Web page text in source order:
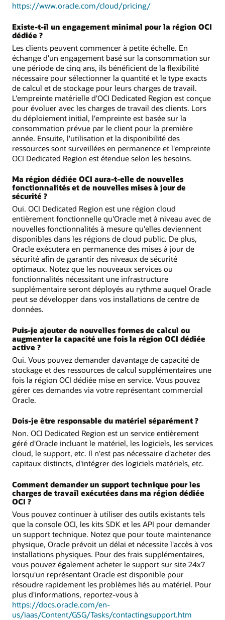
https://www.oracle.com/cloud/pricing/
Existe-t-il un engagement minimal pour la région OCI
dédiée ?
Les clients peuvent commencer à petite échelle. En
échange d'un engagement basé sur la consommation sur
une période de cinq ans, ils bénéficient de la flexibilité
nécessaire pour sélectionner la quantité et le type exacts
de calcul et de stockage pour leurs charges de travail.
L'empreinte matérielle d'OCI Dedicated Region est conçue
pour évoluer avec les charges de travail des clients. Lors
du déploiement initial, l'empreinte est basée sur la
consommation prévue par le client pour la première
année. Ensuite, l'utilisation et la disponibilité des
ressources sont surveillées en permanence et l'empreinte
OCI Dedicated Region est étendue selon les besoins.
Ma région dédiée OCI aura-t-elle de nouvelles
fonctionnalités et de nouvelles mises à jour de
sécurité ?
Oui. OCI Dedicated Region est une région cloud
entièrement fonctionnelle qu'Oracle met à niveau avec de
nouvelles fonctionnalités à mesure qu'elles deviennent
disponibles dans les régions de cloud public. De plus,
Oracle exécutera en permanence des mises à jour de
sécurité afin de garantir des niveaux de sécurité
optimaux. Notez que les nouveaux services ou
fonctionnalités nécessitant une infrastructure
supplémentaire seront déployés au rythme auquel Oracle
peut se développer dans vos installations de centre de
données.
Puis-je ajouter de nouvelles formes de calcul ou
augmenter la capacité une fois la région OCI dédiée
active ?
Oui. Vous pouvez demander davantage de capacité de
stockage et des ressources de calcul supplémentaires une
fois la région OCI dédiée mise en service. Vous pouvez
gérer ces demandes via votre représentant commercial
Oracle.
Dois-je être responsable du matériel séparément ?
Non. OCI Dedicated Region est un service entièrement
géré d'Oracle incluant le matériel, les logiciels, les services
cloud, le support, etc. Il n'est pas nécessaire d'acheter des
capitaux distincts, d'intégrer des logiciels matériels, etc.
Comment demander un support technique pour les
charges de travail exécutées dans ma région dédiée
OCI ?
Vous pouvez continuer à utiliser des outils existants tels
que la console OCI, les kits SDK et les API pour demander
un support technique. Notez que pour toute maintenance
physique, Oracle prévoit un délai et nécessite l'accès à vos
installations physiques. Pour des frais supplémentaires,
vous pouvez également acheter le support sur site 24x7
lorsqu'un représentant Oracle est disponible pour
résoudre rapidement les problèmes liés au matériel. Pour
plus d'informations, reportez-vous à
https://docs.oracle.com/en-
us/iaas/Content/GSG/Tasks/contactingsupport.htm